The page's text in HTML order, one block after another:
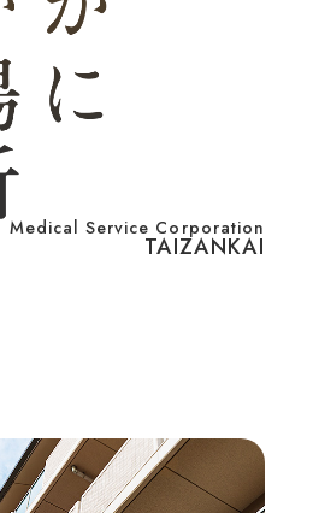
Medical Service Corporation
TAIZANKAI